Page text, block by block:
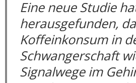
Eine neue Studie
herausgefunden,
Koffeinkonsum in
Schwangerschaft
Signalwege im